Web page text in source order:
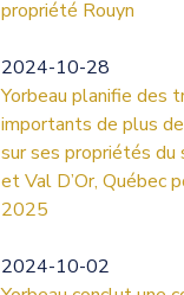
propriété Rouyn
2024-10-28
Yorbeau planifie des
importants de plus
sur ses propriétés du
et Val D’Or, Québec
2025
2024-10-02